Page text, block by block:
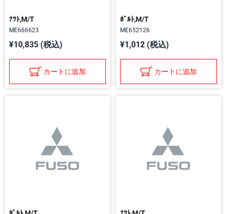
ﾅﾂﾄ,M/T
ME666623
¥10,835 (税込)
カートに追加
ﾎﾞﾙﾄ,M/T
ME652126
¥1,012 (税込)
カートに追加